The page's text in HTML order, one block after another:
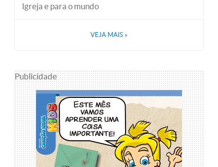
Igreja e para o mundo
VEJA MAIS »
Publicidade